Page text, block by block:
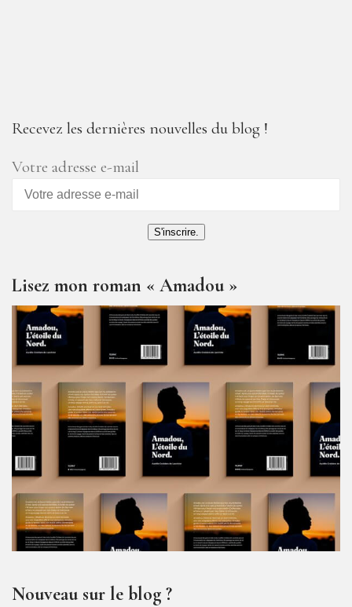
Recevez les dernières nouvelles du blog !
Votre adresse e-mail
S'inscrire.
Lisez mon roman « Amadou »
Nouveau sur le blog ?